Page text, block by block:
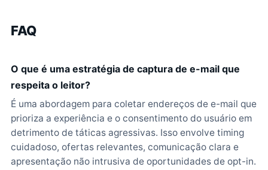
FAQ
O que é uma estratégia de captura de e-mail que
respeita o leitor?
É uma abordagem para coletar endereços de e-mail que
prioriza a experiência e o consentimento do usuário em
detrimento de táticas agressivas. Isso envolve timing
cuidadoso, ofertas relevantes, comunicação clara e
apresentação não intrusiva de oportunidades de opt-in.